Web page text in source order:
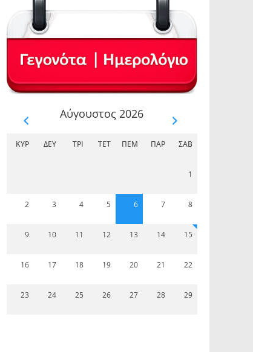
Αύγουστος 2026
ΚΥΡ ΔΕΥ ΤΡΊ ΤΕΤ ΠΈΜ ΠΑΡ ΣΆΒ
1
2 3 4 5 6 7 8
9 10 11 12 13 14 15
16 17 18 19 20 21 22
23 24 25 26 27 28 29